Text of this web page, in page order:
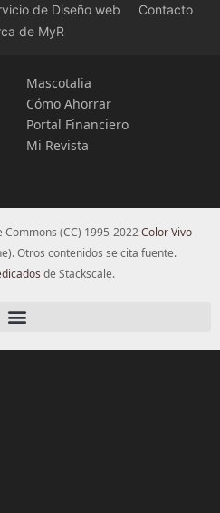
de Diseño web
Contacto
de MyR
Mascotalia
Cómo Ahorrar
Portal Financiero
Mi Revista
(CC) 1995-2022Color Vivo
Otros contenidos se cita fuente.
de Stackscale.